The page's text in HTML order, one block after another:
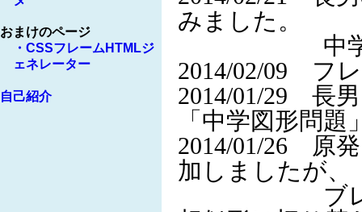
みました。
中学図形問
2014/02/09 フ
2014/01/29 長
「中学図形問
2014/01/26 原
加しましたが、
ブレインス